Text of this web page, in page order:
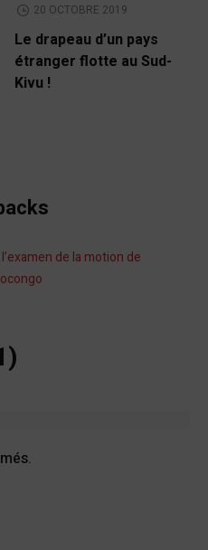
20 OCTOBRE 2019
Le drapeau d’un pays
étranger flotte au Sud-
Kivu !
de la motion de